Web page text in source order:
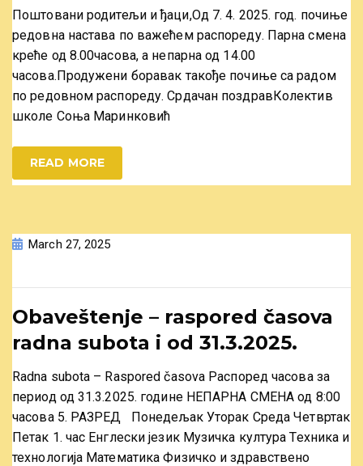
Поштовани родитељи и ђаци,Од 7. 4. 2025. год. почиње
редовна настава по важећем распореду. Парна смена
креће од 8.00часова, а непарна од 14.00
часова.Продужени боравак такође почиње са радом
по редовном распореду. Срдачан поздравКолектив
школе Соња Маринковић
READ MORE
March 27, 2025
Obaveštenje – raspored časova
radna subota i od 31.3.2025.
Radna subota – Raspored časova Распоред часова за
период од 31.3.2025. године НЕПАРНА СМЕНА од 8:00
часова 5. РАЗРЕД Понедељак Уторак Среда Четвртак
Петак 1. час Енглески језик Музичка култура Техника и
технологија Математика Физичко и здравствено